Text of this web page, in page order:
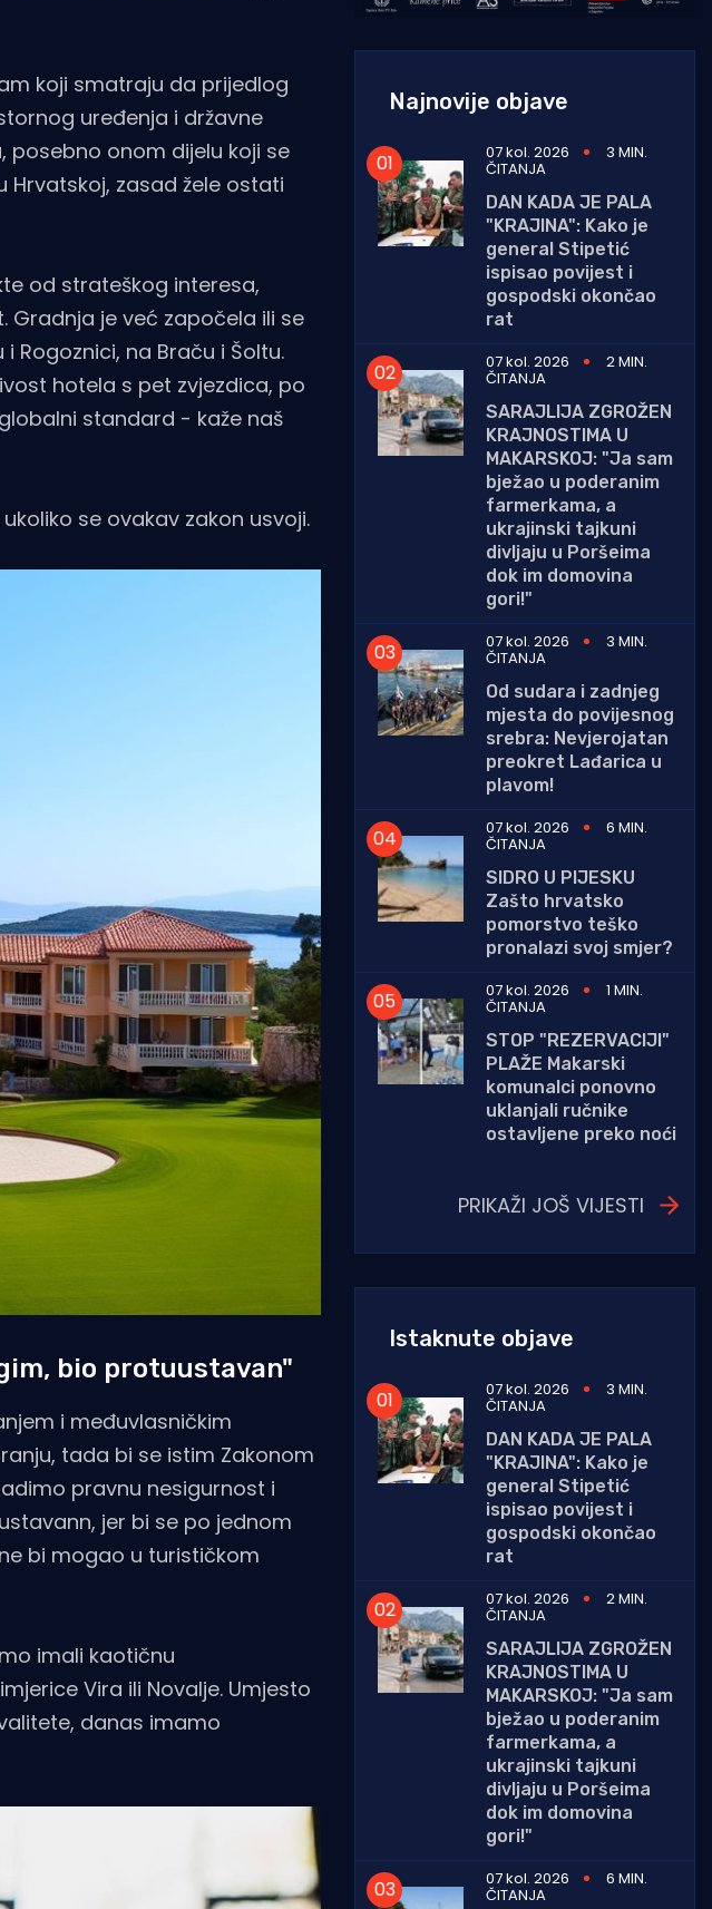
koji smatraju da prijedlog
uređenja i državne
posebno onom dijelu koji se
Hrvatskoj, zasad žele ostati
od strateškog interesa,
Gradnja je već započela ili se
Rogoznici, na Braču i Šoltu.
hotela s pet zvjezdica, po
standard - kaže naš
se ovakav zakon usvoji.
bio protuustavan"
i međuvlasničkim
tada bi se istim Zakonom
pravnu nesigurnost i
jer bi se po jednom
bi mogao u turističkom
imali kaotičnu
Vira ili Novalje. Umjesto
danas imamo
Najnovije objave
07 kol. 2026 3 MIN.
ČITANJA
DAN KADA JE PALA
"KRAJINA": Kako je
general Stipetić
ispisao povijest i
gospodski okončao
rat
07 kol. 2026
2 MIN.
ČITANJA
SARAJLIJA ZGROŽEN
KRAJNOSTIMA U
MAKARSKOJ: "Ja sam
bježao u poderanim
farmerkama, a
ukrajinski tajkuni
divljaju u Poršeima
dok im domovina
gori!"
07 kol. 2026
3 MIN.
ČITANJA
Od sudara i zadnjeg
mjesta do povijesnog
srebra: Nevjerojatan
preokret Lađarica u
plavom!
07 kol. 2026
6 MIN.
ČITANJA
SIDRO U PIJESKU
Zašto hrvatsko
pomorstvo teško
pronalazi svoj smjer?
07 kol. 2026
1 MIN.
ČITANJA
STOP "REZERVACIJI"
PLAŽE Makarski
komunalci ponovno
uklanjali ručnike
ostavljene preko noći
PRIKAŽI JOŠ VIJESTI
Istaknute objave
07 kol. 2026 3 MIN.
ČITANJA
DAN KADA JE PALA
"KRAJINA": Kako je
general Stipetić
ispisao povijest i
gospodski okončao
rat
07 kol. 2026
2 MIN.
ČITANJA
SARAJLIJA ZGROŽEN
KRAJNOSTIMA U
MAKARSKOJ: "Ja sam
bježao u poderanim
farmerkama, a
ukrajinski tajkuni
divljaju u Poršeima
dok im domovina
gori!"
07 kol. 2026
6 MIN.
ČITANJA